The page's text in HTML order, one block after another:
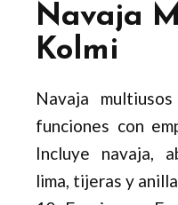
Navaja
Kolmi
Navaja
funciones con
Incluye navaja,
lima, tijeras y